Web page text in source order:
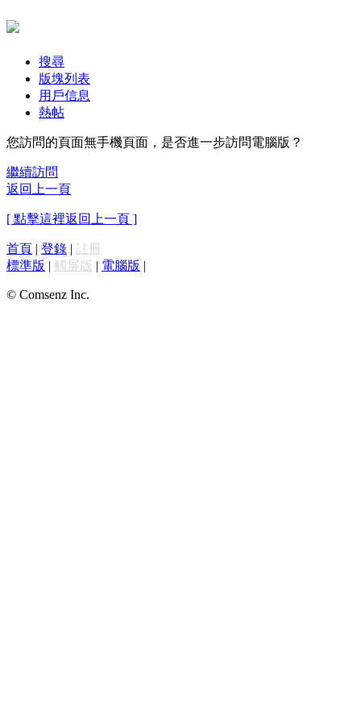
搜尋
版塊列表
用戶信息
熱帖
您訪問的頁面無手機頁面，是否進一步訪問電腦版？
繼續訪問
返回上一頁
[ 點擊這裡返回上一頁 ]
首頁 | 登錄 | 註冊
標準版 | 觸屏版 | 電腦版 |
© Comsenz Inc.